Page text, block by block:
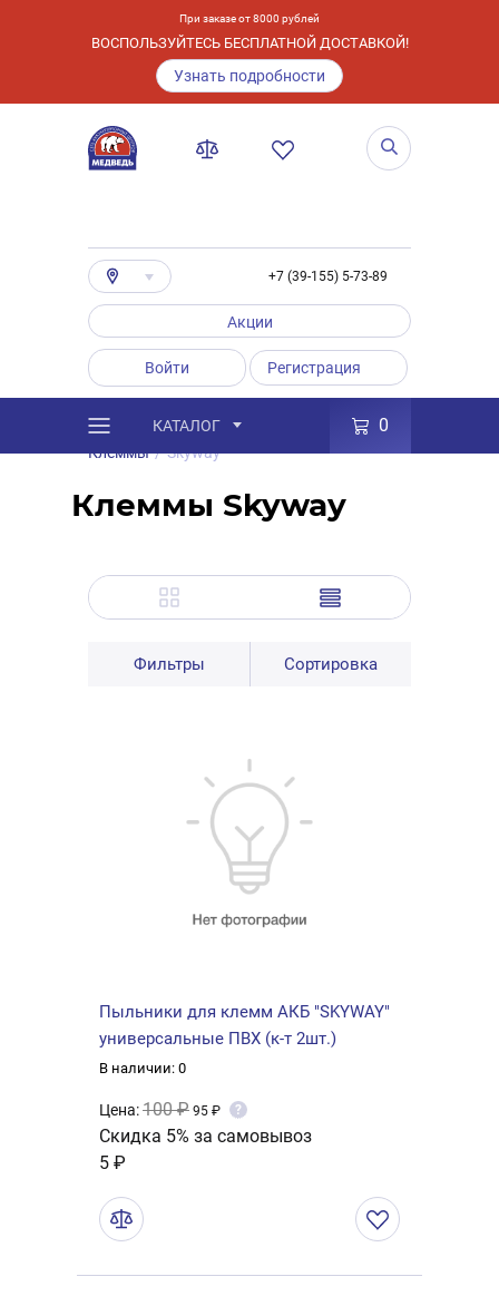
При заказе от 8000 рублей
ВОСПОЛЬЗУЙТЕСЬ БЕСПЛАТНОЙ ДОСТАВКОЙ!
Узнать подробности
+7 (39-155) 5-73-89
Акции
Войти Регистрация
КАТАЛОГ 0
Каталог / Товары Аксессуары
/
Клеммы / Skyway
Клеммы Skyway
Фильтры Сортировка
Пыльники для клемм АКБ "SKYWAY"
универсальные ПВХ (к-т 2шт.)
В наличии: 0
Цена:100 ₽ 95 ₽ ?
Скидка 5% за самовывоз
5 ₽